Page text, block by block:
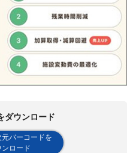
ダウンロード
元バーコードを
ンロード